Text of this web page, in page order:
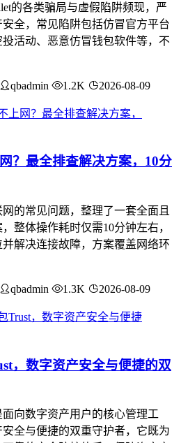
的各类骗局与虚假陷阱频现，严
全，常见陷阱包括仿冒官方平台
活动、恶意仿冒钱包软件等，不
qbadmin 1.2K 2026-08-09
？最全排查解决方案，10分
的常见问题，整理了一套全面且
整体操作耗时仅需10分钟左右，
解决连接故障，方案覆盖网络环
qbadmin 1.3K 2026-08-09
，数字资产安全与便捷的双
面向数字资产用户的核心管理工
全与便捷的双重守护者，它既为